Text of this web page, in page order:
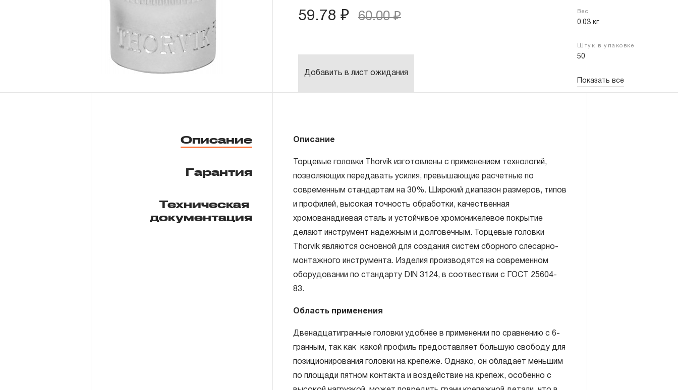
Гарантия и сервис
Доставка и оплата
Партнерам
Вес
0.03 кг.
Штук в упаковке
50
Показать все
59.78 ₽ 60.00 ₽
Добавить в лист ожидания
Описание
Гарантия
Техническая
документация
Описание
Торцевые головки Thorvik изготовлены с применением технологий,
позволяющих передавать усилия, превышающие расчетные по
современным стандартам на 30%. Широкий диапазон размеров, типов
и профилей, высокая точность обработки, качественная
хромованадиевая сталь и устойчивое хромоникелевое покрытие
делают инструмент надежным и долговечным. Торцевые головки
Thorvik являются основной для создания систем сборного слесарно-
монтажного инструмента. Изделия производятся на современном
оборудовании по стандарту DIN 3124, в соотвествии с ГОСТ 25604-
83.
Область применения
Двенадцатигранные головки удобнее в применении по сравнению с 6-
гранным, так как какой профиль предоставляет большую свободу для
позиционирования головки на крепеже. Однако, он обладает меньшим
по площади пятном контакта и воздействие на крепеж, особенно с
ГАРАНТИЙНЫЕ ОБЯЗАТЕЛЬСТВА.
Понятие «ПОЖИЗНЕННАЯ ГАРАНТИЯ».
использовал при изготовлении изделия некачественные материалы или
1.2 «ПОЖИЗНЕННАЯ ГАРАНТИЯ» предоставляется при условии
соблюдения покупателем (потребителем) правил эксплуатации,
обслуживания, транспортировки и хранения, применяемых для ручного
слесарно-монтажного инструмента.